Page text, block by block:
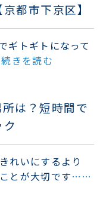
都市下京区】
ギトギトになって
きを読む
は？短時間で
れいにするより
とが大切です……